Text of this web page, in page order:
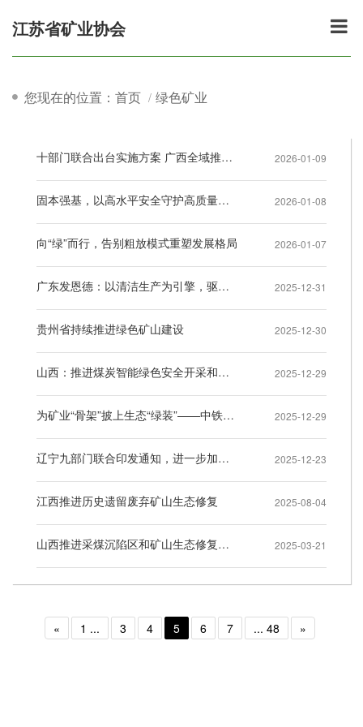
江苏省矿业协会
您现在的位置：首页 绿色矿业
十部门联合出台实施方案 广西全域推进绿色矿山建设 2026-01-09
固本强基，以高水平安全守护高质量发展——2025年我国矿业行业高质量发展系列综述之安全生产篇 2026-01-08
向“绿”而行，告别粗放模式重塑发展格局 2026-01-07
广东发恩德：以清洁生产为引擎，驱动可持续发展 2025-12-31
贵州省持续推进绿色矿山建设 2025-12-30
山西：推进煤炭智能绿色安全开采和清洁高效利用 2025-12-29
为矿业“骨架”披上生态“绿装”——中铁资源鹿鸣矿业践行“两山”理念，打造绿色矿山的生态实践 2025-12-29
辽宁九部门联合印发通知，进一步加强绿色矿山建设 2025-12-23
江西推进历史遗留废弃矿山生态修复 2025-08-04
山西推进采煤沉陷区和矿山生态修复治理 2025-03-21
« 1 ... 3 4 5 6 7 ... 48 »